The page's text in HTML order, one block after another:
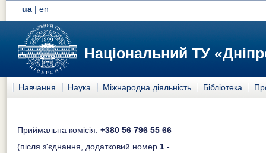
ua |en
Національний ТУ
Навчання Наука Міжнародна діяльність Бібліотека
Приймальна комісія: +380 56 796 55 66
(після з'єднання, додатковий номер 1 -